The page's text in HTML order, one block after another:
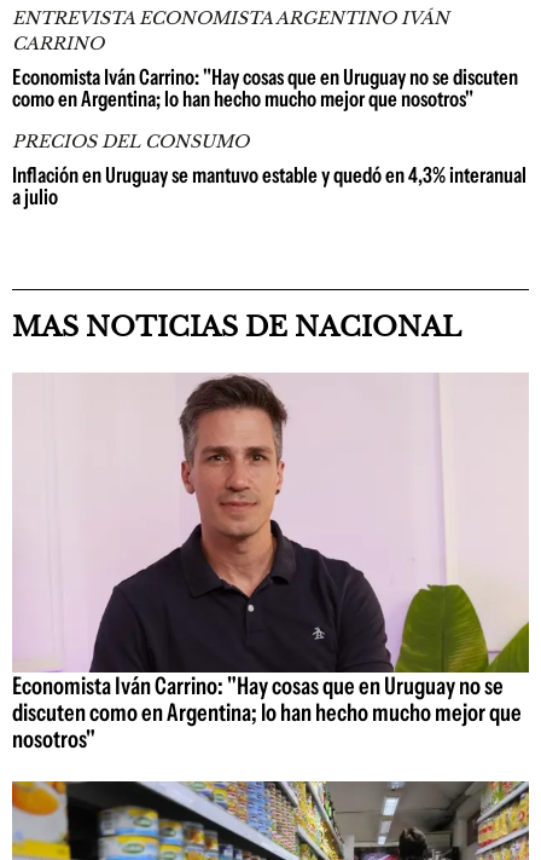
ENTREVISTA ECONOMISTA ARGENTINO IVÁN
CARRINO
Economista Iván Carrino: "Hay cosas que en Uruguay no se discuten
como en Argentina; lo han hecho mucho mejor que nosotros"
PRECIOS DEL CONSUMO
Inflación en Uruguay se mantuvo estable y quedó en 4,3% interanual
a julio
MAS NOTICIAS DE NACIONAL
Economista Iván Carrino: "Hay cosas que en Uruguay no se
discuten como en Argentina; lo han hecho mucho mejor que
nosotros"